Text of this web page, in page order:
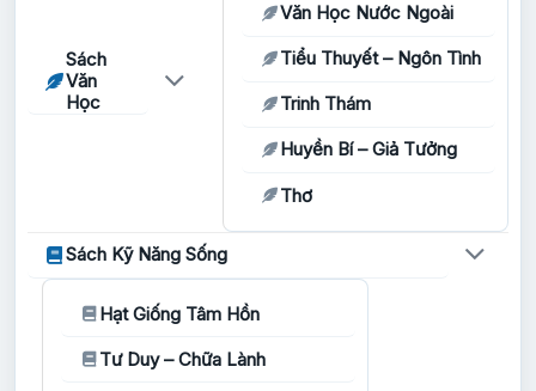
Sách
Văn
Học
Văn Học Nước Ngoài
Tiểu Thuyết – Ngôn Tình
Trinh Thám
Huyền Bí – Giả Tưởng
Thơ
Sách Kỹ Năng Sống
Hạt Giống Tâm Hồn
Tư Duy – Chữa Lành